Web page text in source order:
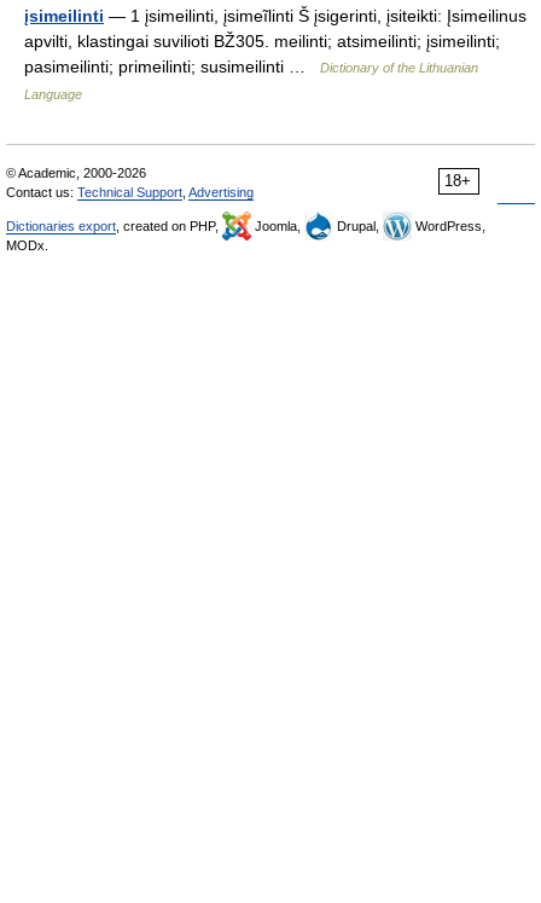
įsimeilinti — 1 įsimeilinti, įsimeĩlinti Š įsigerinti, įsiteikti: Įsimeilinus
apvilti, klastingai suvilioti BŽ305. meilinti; atsimeilinti; įsimeilinti;
pasimeilinti; primeilinti; susimeilinti …
Dictionary of the Lithuanian
Language
18+
© Academic, 2000-2026
Contact us: Technical Support Advertising
Dictionaries export , created on PHP, Joomla, Drupal,
WordPress,
MODx.